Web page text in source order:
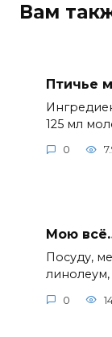
Вам
Птичье
125 мл
0
Мою
Посуду,
0